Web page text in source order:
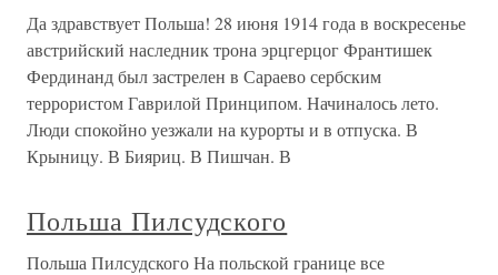
Да здравствует Польша! 28 июня 1914 года в воскресенье
австрийский наследник трона эрцгерцог Франтишек
Фердинанд был застрелен в Сараево сербским
террористом Гаврилой Принципом. Начиналось лето.
Люди спокойно уезжали на курорты и в отпуска. В
Крыницу. В Бияриц. В Пишчан. В
Польша Пилсудского
Польша Пилсудского На польской границе все